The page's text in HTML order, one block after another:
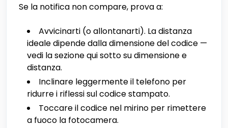
Se la notifica non compare, prova a:
Avvicinarti (o allontanarti). La distanza
ideale dipende dalla dimensione del codice —
vedi la sezione qui sotto su dimensione e
distanza.
Inclinare leggermente il telefono per
ridurre i riflessi sul codice stampato.
Toccare il codice nel mirino per rimettere
a fuoco la fotocamera.